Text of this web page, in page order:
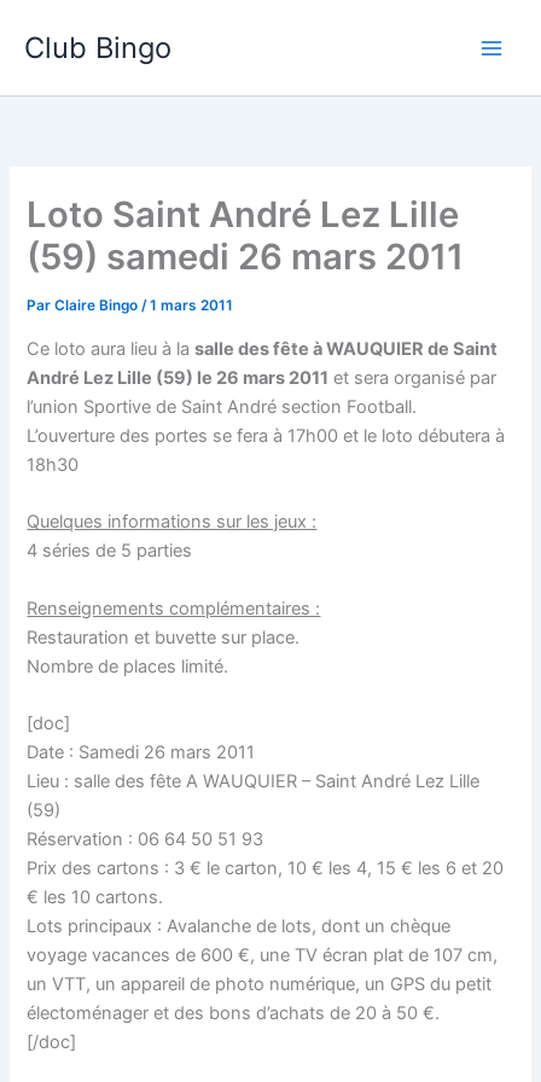
Club Bingo
Loto Saint André Lez Lille
(59) samedi 26 mars 2011
ParClaire Bingo/1 mars 2011
Ce loto aura lieu à lasalle des fête à WAUQUIER de Saint
André Lez Lille (59) le 26 mars 2011 et sera organisé par
l’union Sportive de Saint André section Football.
L’ouverture des portes se fera à 17h00 et le loto débutera à
18h30
Quelques informations sur les jeux :
4 séries de 5 parties
Renseignements complémentaires :
Restauration et buvette sur place.
Nombre de places limité.
[doc]
Date : Samedi 26 mars 2011
Lieu : salle des fête A WAUQUIER – Saint André Lez Lille
(59)
Réservation : 06 64 50 51 93
Prix des cartons : 3 € le carton, 10 € les 4, 15 € les 6 et 20
€ les 10 cartons.
Lots principaux : Avalanche de lots, dont un chèque
voyage vacances de 600 €, une TV écran plat de 107 cm,
un VTT, un appareil de photo numérique, un GPS du petit
électoménager et des bons d’achats de 20 à 50 €.
[/doc]